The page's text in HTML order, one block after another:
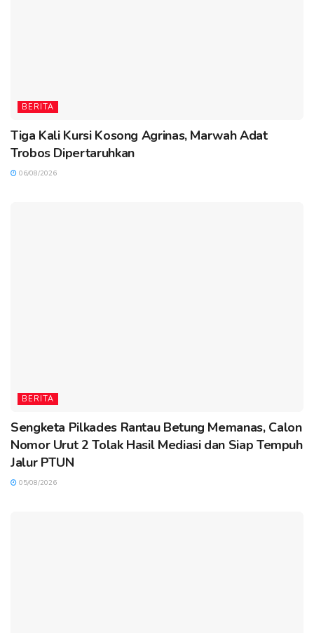
BERITA
Tiga Kali Kursi Kosong Agrinas, Marwah Adat
Trobos Dipertaruhkan
06/08/2026
BERITA
Sengketa Pilkades Rantau Betung Memanas, Calon
Nomor Urut 2 Tolak Hasil Mediasi dan Siap Tempuh
Jalur PTUN
05/08/2026